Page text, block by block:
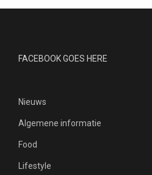
FACEBOOK GOES HERE
Nieuws
Algemene informatie
Food
Lifestyle